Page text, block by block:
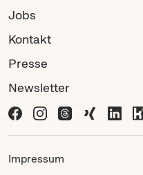
Jobs
Kontakt
Presse
Newsletter
Impressum